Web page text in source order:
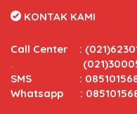
KONTAK KAMI
Call Center :
.
SMS :
Whatsapp :